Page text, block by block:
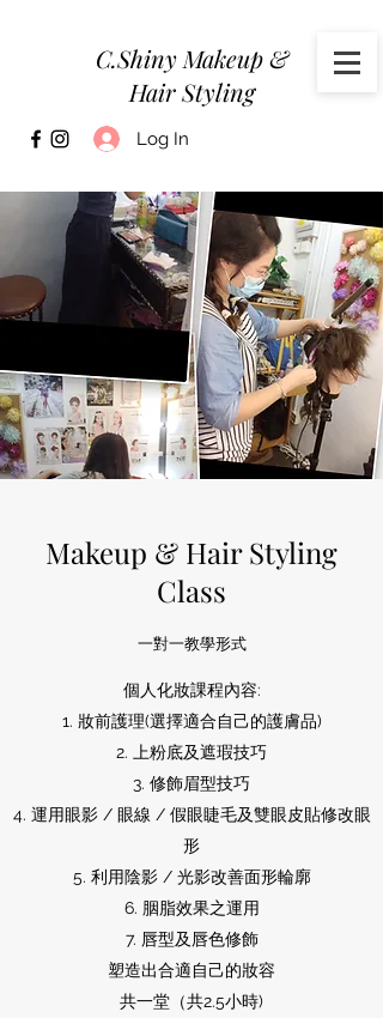
C.Shiny Makeup &
Hair Styling
Log In
Makeup & Hair Styling
Class
一對一教學形式
個人化妝課程內容:
1. 妝前護理(選擇適合自己的護膚品)
2. 上粉底及遮瑕技巧
3. 修飾眉型技巧
4. 運用眼影 / 眼線 / 假眼睫毛及雙眼皮貼修改眼
形
5. 利用陰影 / 光影改善面形輪廓
6. 胭脂效果之運用
7. 唇型及唇色修飾
塑造出合適自己的妝容
共一堂（共2.5小時)